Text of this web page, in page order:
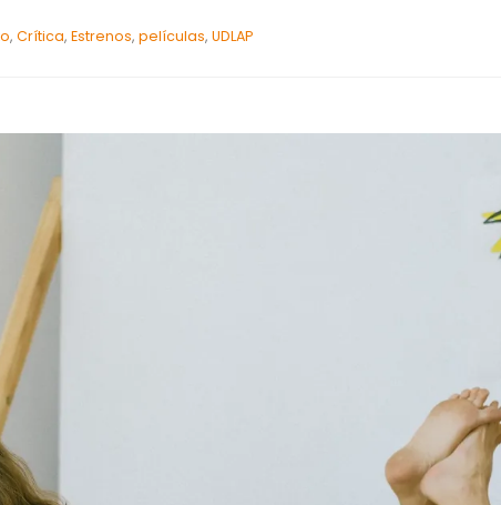
,Crítica,Estrenos,películas,UDLAP